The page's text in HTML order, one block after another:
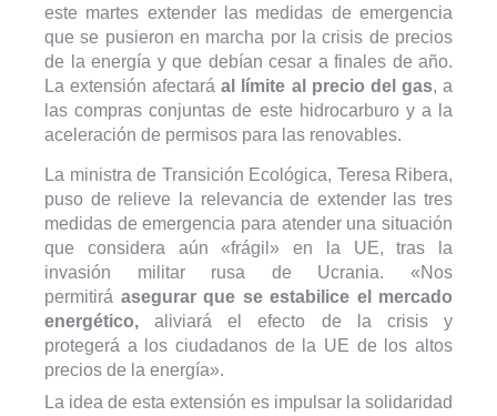
este martes extender las medidas de emergencia
que se pusieron en marcha por la crisis de precios
de la energía y que debían cesar a finales de año.
La extensión afectaráal límite al precio del gas, a
las compras conjuntas de este hidrocarburo y a la
aceleración de permisos para las renovables.
La ministra de Transición Ecológica, Teresa Ribera,
puso de relieve la relevancia de extender las tres
medidas de emergencia para atender una situación
que considera aún «frágil» en la UE, tras la
invasión militar rusa de Ucrania. «Nos
permitirá asegurar que se estabilice el mercado
energético, aliviará el efecto de la crisis y
protegerá a los ciudadanos de la UE de los altos
precios de la energía».
La idea de esta extensión es impulsar la solidaridad